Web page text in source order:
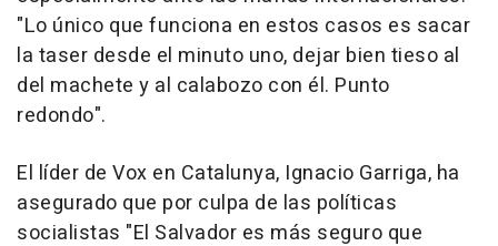
"Lo único que funciona en estos casos es sacar
la taser desde el minuto uno, dejar bien tieso al
del machete y al calabozo con él. Punto
redondo".
El líder de Vox en Catalunya, Ignacio Garriga, ha
asegurado que por culpa de las políticas
socialistas "El Salvador es más seguro que